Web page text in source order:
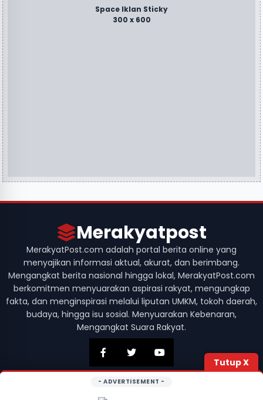
Space Iklan Sticky
300 x 600
Tutup X
- ADVERTISEMENT -
Merakyatpost
MerakyatPost.com adalah portal berita online yang
menyajikan informasi aktual, akurat, dan berimbang.
Mengangkat berita nasional hingga lokal, MerakyatPost.com
berkomitmen menyuarakan aspirasi rakyat, mengungkap
fakta, dan menginspirasi melalui liputan UMKM, tokoh daerah,
budaya, hingga isu sosial. Menyuarakan Kebenaran,
Mengangkat Suara Rakyat.
© 2026 Merakyatpost. Hak Cipta Dilindungi. Didesain dengan